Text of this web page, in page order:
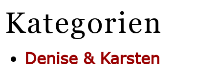
Kategorien
Denise & Karsten